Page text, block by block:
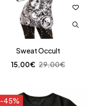
Sweat Occult
29,00€
15,00€
-45%